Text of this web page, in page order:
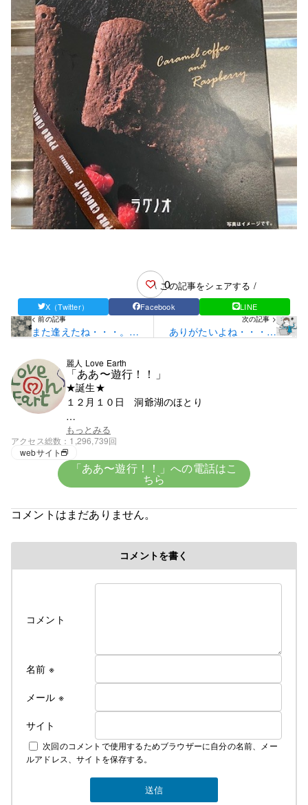
0
\ この記事をシェアする /
X（Twitter） Facebook LINE
< 前の記事
また逢えたね・・・。
「ありがとう！！」
次の記事 >
ありがたいよね・・・。
(*^▽^*)
麗人 Love Earth
「ああ〜遊行！！」
★誕生★
１２月１０日 洞爺湖のほとり
★血液★
興味がないがＯ型みたい
★趣味★
修行時代＞高校を卒業後千葉県の大友美容室で１０
て修業
リサーチしてお店をするべきだった・・。と後悔の
麗人Love Earthに名前を変える。
そして新しい基地を構える。
みなさんのご指示で立派な基地がオープンしまし
もっとみる
アクセス総数
1,296,739回
webサイト
「ああ〜遊行！！」への電話はこ
ちら
コメントはまだありません。
コメントを書く
コメント
名前 ※
メール ※
サイト
次回のコメントで使用するためブラウザーに自分の名前、メー
ルアドレス、サイトを保存する。